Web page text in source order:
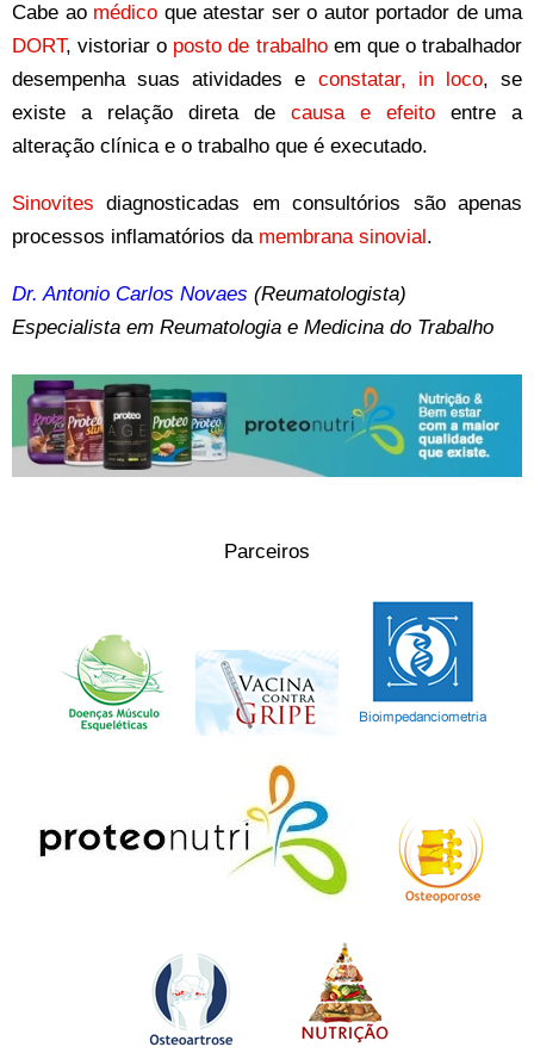
Cabe ao médico que atestar ser o autor portador de uma
DORT, vistoriar o posto de trabalhoem que o trabalhador
desempenha suas atividades e constatar, in loco, se
existe a relação direta de causa e efeito entre a
alteração clínica e o trabalho que é executado.
Sinovites diagnosticadas em consultórios são apenas
processos inflamatórios da membrana sinovial.
Dr. Antonio Carlos Novaes (Reumatologista)
Especialista em Reumatologia e Medicina do Trabalho
Parceiros